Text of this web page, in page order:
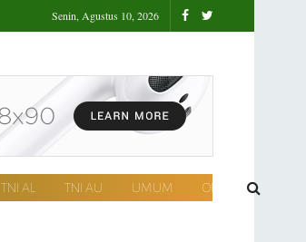
Senin, Agustus 10, 2026
TNI AL TNI AU UMUM OPINI